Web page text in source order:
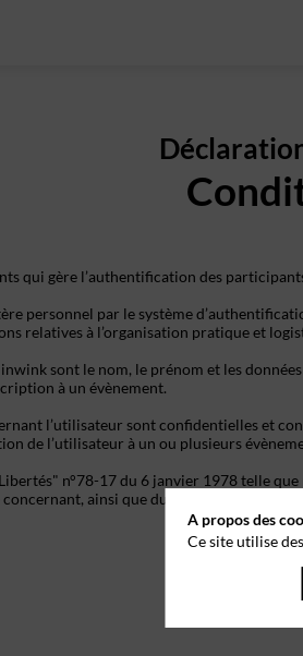
qui gère l’authentification des
personnel par le système
relatives à l’organisation pratique et
sont le nom, le prénom et les
à un évènement.
l’utilisateur sont confidentielles et
de l’utilisateur à un ou plusieurs
n°78-17 du 6 janvier 1978 telle
ainsi que du droit de
A propos des
Ce site utilise